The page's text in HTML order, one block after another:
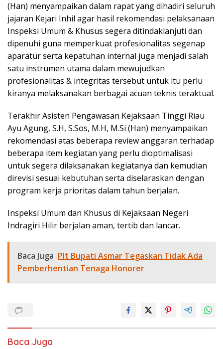
(Han) menyampaikan dalam rapat yang dihadiri seluruh
jajaran Kejari Inhil agar hasil rekomendasi pelaksanaan
Inspeksi Umum & Khusus segera ditindaklanjuti dan
dipenuhi guna memperkuat profesionalitas segenap
aparatur serta kepatuhan internal juga menjadi salah
satu instrumen utama dalam mewujudkan
profesionalitas & integritas tersebut untuk itu perlu
kiranya melaksanakan berbagai acuan teknis teraktual.
Terakhir Asisten Pengawasan Kejaksaan Tinggi Riau
Ayu Agung, S.H, S.Sos, M.H, M.Si (Han) menyampaikan
rekomendasi atas beberapa review anggaran terhadap
beberapa item kegiatan yang perlu dioptimalisasi
untuk segera dilaksanakan kegiatanya dan kemudian
direvisi sesuai kebutuhan serta diselaraskan dengan
program kerja prioritas dalam tahun berjalan.
Inspeksi Umum dan Khusus di Kejaksaan Negeri
Indragiri Hilir berjalan aman, tertib dan lancar.
Baca Juga Plt Bupati Asmar Tegaskan Tidak Ada
Pemberhentian Tenaga Honorer
Baca Juga